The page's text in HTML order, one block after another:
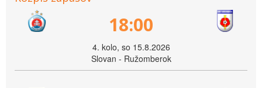
18:00
4. kolo, so 15.8.2026
Slovan - Ružomberok